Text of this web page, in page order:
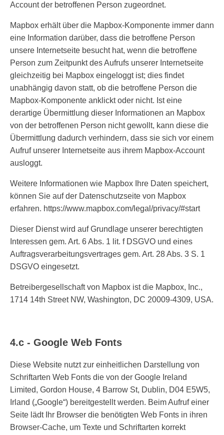
Account der betroffenen Person zugeordnet.
Mapbox erhält über die Mapbox-Komponente immer dann
eine Information darüber, dass die betroffene Person
unsere Internetseite besucht hat, wenn die betroffene
Person zum Zeitpunkt des Aufrufs unserer Internetseite
gleichzeitig bei Mapbox eingeloggt ist; dies findet
unabhängig davon statt, ob die betroffene Person die
Mapbox-Komponente anklickt oder nicht. Ist eine
derartige Übermittlung dieser Informationen an Mapbox
von der betroffenen Person nicht gewollt, kann diese die
Übermittlung dadurch verhindern, dass sie sich vor einem
Aufruf unserer Internetseite aus ihrem Mapbox-Account
ausloggt.
Weitere Informationen wie Mapbox Ihre Daten speichert,
können Sie auf der Datenschutzseite von Mapbox
erfahren. https://www.mapbox.com/legal/privacy/#start
Dieser Dienst wird auf Grundlage unserer berechtigten
Interessen gem. Art. 6 Abs. 1 lit. f DSGVO und eines
Auftragsverarbeitungsvertrages gem. Art. 28 Abs. 3 S. 1
DSGVO eingesetzt.
Betreibergesellschaft von Mapbox ist die Mapbox, Inc.,
1714 14th Street NW, Washington, DC 20009-4309, USA.
4.c - Google Web Fonts
Diese Website nutzt zur einheitlichen Darstellung von
Schriftarten Web Fonts die von der Google Ireland
Limited, Gordon House, 4 Barrow St, Dublin, D04 E5W5,
Irland („Google“) bereitgestellt werden. Beim Aufruf einer
Seite lädt Ihr Browser die benötigten Web Fonts in ihren
Browser-Cache, um Texte und Schriftarten korrekt